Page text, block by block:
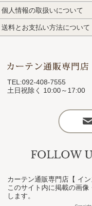
個人情報の取扱いについて
送料とお支払い方法について
TEL:092-408-7555
土日祝除く 10:00～17:00
カーテン通販専門店【 イン
このサイト内に掲載の画
します。